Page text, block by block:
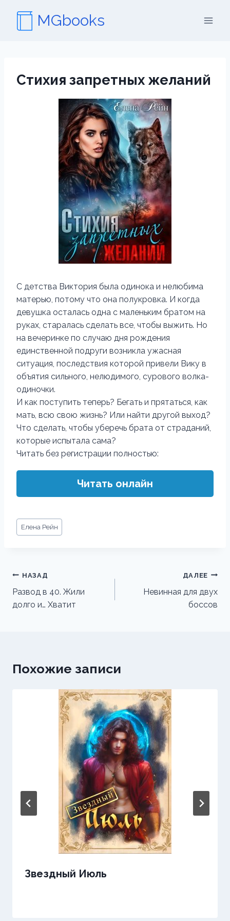
содержимому
MGbooks
Стихия запретных желаний
С детства Виктория была одинока и нелюбима
матерью, потому что она полукровка. И когда
девушка осталась одна с маленьким братом на
руках, старалась сделать все, чтобы выжить. Но
на вечеринке по случаю дня рождения
единственной подруги возникла ужасная
ситуация, последствия которой привели Вику в
объятия сильного, нелюдимого, сурового волка-
одиночки.
И как поступить теперь? Бегать и прятаться, как
мать, всю свою жизнь? Или найти другой выход?
Что сделать, чтобы уберечь брата от страданий,
которые испытала сама?
Читать без регистрации полностью:
Читать онлайн
Метки
записи:
Елена Рейн
Навигация
по
записям
НАЗАД
Развод в 40. Жили
долго и… Хватит
ДАЛЕЕ
Невинная для двух
боссов
Похожие записи
Звездный Июль